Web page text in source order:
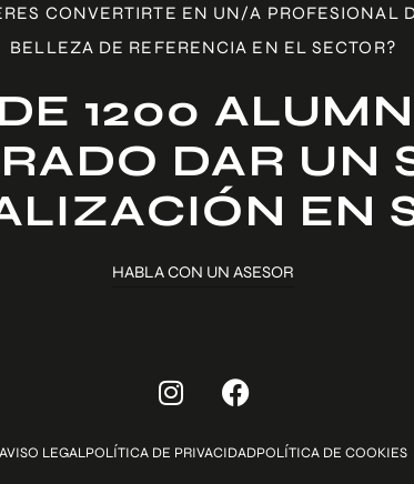
CONVERTIRTE EN UN/A PROFESIONAL
BELLEZA DE REFERENCIA EN EL SECTOR?
1200
DAR UN
EN
HABLA CON UN ASESOR
AVISO LEGALPOLÍTICA DE PRIVACIDADPOLÍTICA DE COOKIES